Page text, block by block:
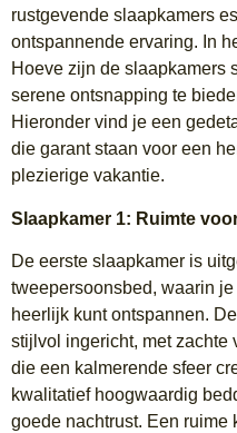
rustgevende slaapkamers
ontspannende ervaring. In
Hoeve zijn de slaapkamers
serene ontsnapping te
Hieronder vind je een
die garant staan voor een
plezierige vakantie.
Slaapkamer 1: Ruimte
De eerste slaapkamer is
tweepersoonsbed, waarin
heerlijk kunt ontspannen.
stijlvol ingericht, met zachte
die een kalmerende sfeer
kwalitatief hoogwaardig
goede nachtrust. Een ruime